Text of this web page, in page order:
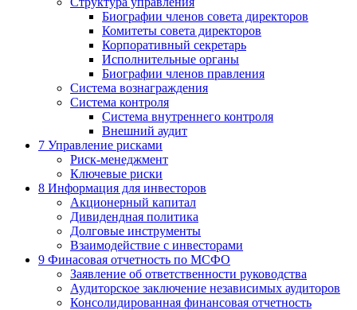
Биографии членов совета директоров
Комитеты совета директоров
Корпоративный секретарь
Исполнительные органы
Биографии членов правления
Система вознаграждения
Система контроля
Система внутреннего контроля
Внешний аудит
7 Управление рисками
Риск-менеджмент
Ключевые риски
8 Информация для инвесторов
Акционерный капитал
Дивидендная политика
Долговые инструменты
Взаимодействие с инвеcторами
9 Финасовая отчетность по МСФО
Заявление об ответственности руководства
Аудиторское заключение независимых аудиторов
Консолидированная финансовая отчетность